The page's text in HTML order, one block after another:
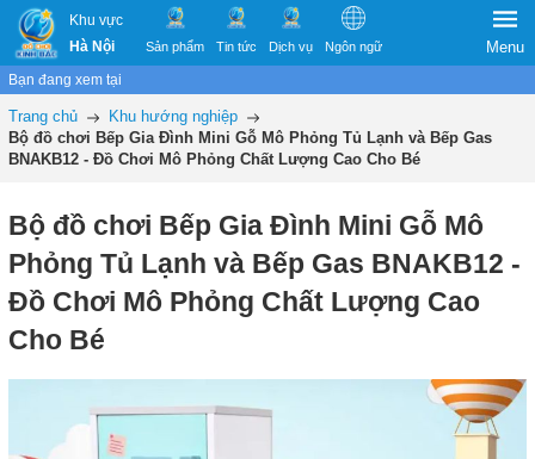
Khu vực
Hà Nội
Sản phẩm Tin tức Dịch vụ Ngôn ngữ Menu
Bạn đang xem tại
Trang chủ
Khu hướng nghiệp
Bộ đồ chơi Bếp Gia Đình Mini Gỗ Mô Phỏng Tủ Lạnh và Bếp Gas
BNAKB12 - Đồ Chơi Mô Phỏng Chất Lượng Cao Cho Bé
Bộ đồ chơi Bếp Gia Đình Mini Gỗ Mô
Phỏng Tủ Lạnh và Bếp Gas BNAKB12 -
Đồ Chơi Mô Phỏng Chất Lượng Cao
Cho Bé